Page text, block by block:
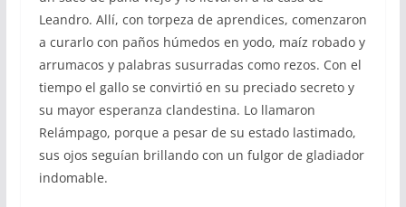
Leandro. Allí, con torpeza de aprendices, comenzaron
a curarlo con paños húmedos en yodo, maíz robado y
arrumacos y palabras susurradas como rezos. Con el
tiempo el gallo se convirtió en su preciado secreto y
su mayor esperanza clandestina. Lo llamaron
Relámpago, porque a pesar de su estado lastimado,
sus ojos seguían brillando con un fulgor de gladiador
indomable.